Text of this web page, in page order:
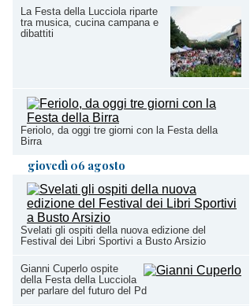
La Festa della Lucciola riparte
tra musica, cucina campana e
dibattiti
Feriolo, da oggi tre giorni con la Festa della
Birra
giovedì 06 agosto
Svelati gli ospiti della nuova edizione del
Festival dei Libri Sportivi a Busto Arsizio
Gianni Cuperlo ospite
della Festa della Lucciola
per parlare del futuro del Pd